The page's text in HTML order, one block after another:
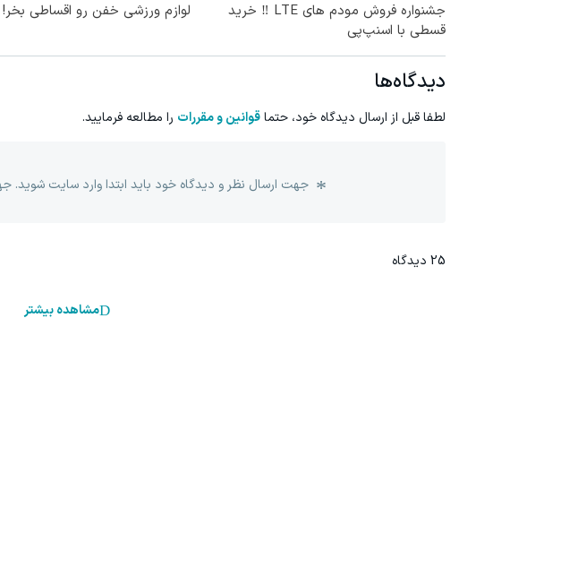
جشنواره فروش مودم های LTE ‼️ خرید
قسطی با اسنپ‌پی
لوازم ورزشی خفن رو اقساطی بخر!
دیدگاه‌ها
لطفا قبل از ارسال دیدگاه خود، حتماقوانین و مقررات را مطالعه فرمایید.
جهت ارسال نظر و دیدگاه خود باید ابتدا وارد سایت شوید.
25 دیدگاه
مشاهده بیشتر